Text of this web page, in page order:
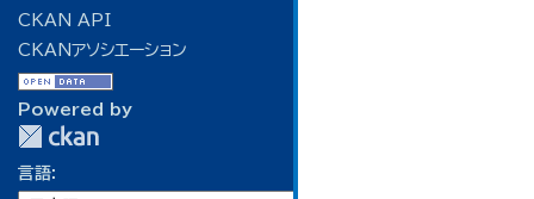
CKAN API
CKANアソシエーション
Powered by
言語